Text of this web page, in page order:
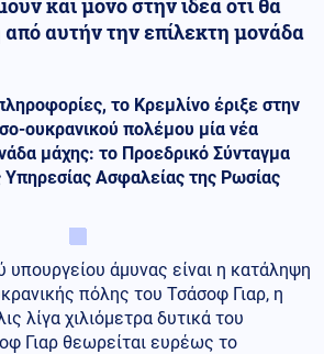
αυτήν την επίλεκτη μονάδα
το Κρεμλίνο έριξε στην
ουκρανικού πολέμου μία νέα
μάχης: το Προεδρικό Σύνταγμα
Ασφαλείας της Ρωσίας
υπουργείου άμυνας είναι η κατάληψη
πόλης του Τσάσοφ Γιαρ, η
λίγα χιλιόμετρα δυτικά του
Γιαρ θεωρείται ευρέως το